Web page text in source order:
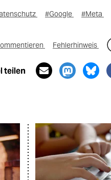
#Google #Meta
Fehlerhinweis
teilen